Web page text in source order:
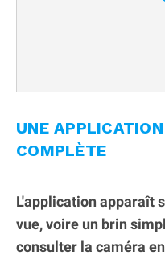
UNE
COMPLÈTE
L'application apparaît
vue, voire un brin
consulter la caméra